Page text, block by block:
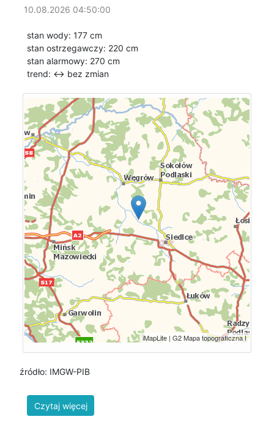
10.08.2026 04:50:00
stan wody: 177 cm
stan ostrzegawczy: 220 cm
stan alarmowy: 270 cm
trend: ↔ bez zmian
źródło: IMGW-PIB